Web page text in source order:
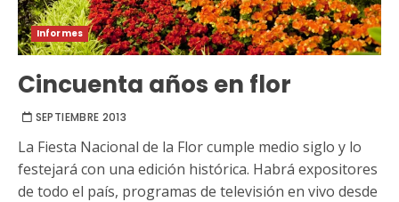
Informes
Cincuenta años en flor
SEPTIEMBRE 2013
La Fiesta Nacional de la Flor cumple medio siglo y lo
festejará con una edición histórica. Habrá expositores
de todo el país, programas de televisión en vivo desde